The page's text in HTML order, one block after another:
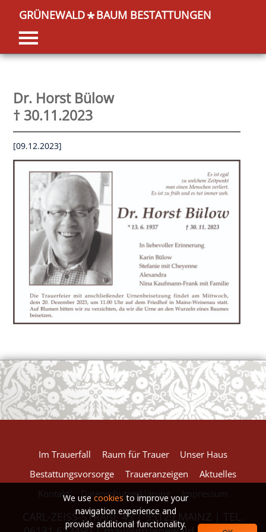
We use cookies to improve your
navigation experience and
provide additional functionality.
OK
European Commission | Cookies Policy
powered by WPCookiePro
GRÜNEWALD*BAUM BESTATTUNGEN
Dr. Horst Bülow
† 30.11.2023
[09.12.2023]
Im Trauerfall Raum für Trauer
Unser Haus
Bestattungsvorsorge
Traueranzeigen
Aktuelles
Kontakt
Datenschutzerklärung
CARL-ZEISS-STRAßE 43 | 55129 MAINZ | TEL.